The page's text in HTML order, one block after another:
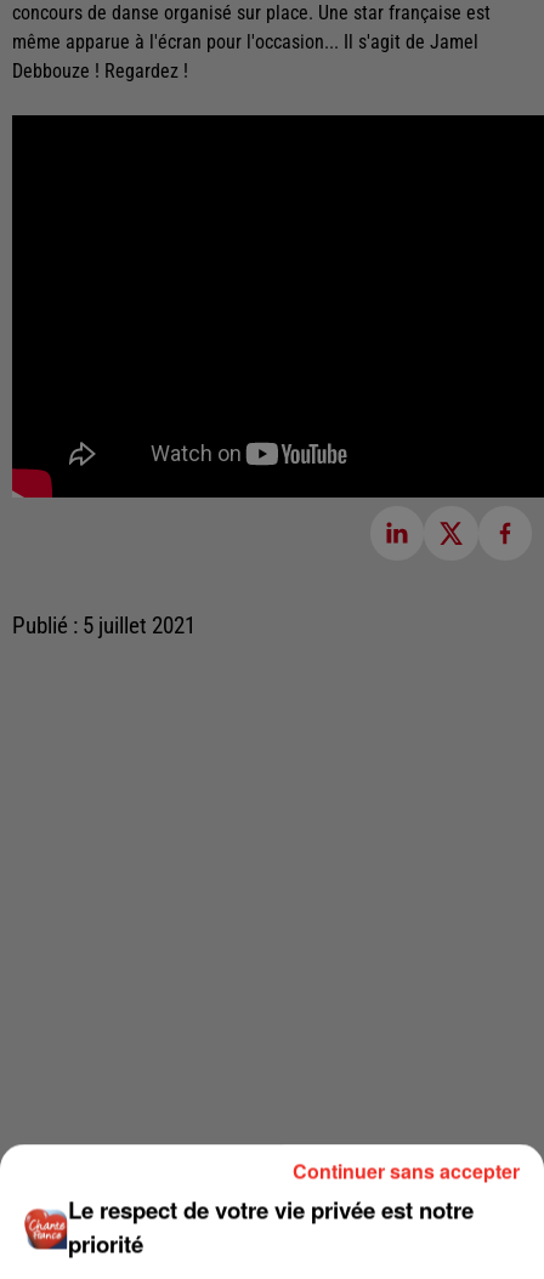
concours de danse organisé sur place. Une star française est
même apparue à l'écran pour l'occasion... Il s'agit de Jamel
Debbouze ! Regardez !
Publié : 5 juillet 2021
Le respect de votre vie privée est notre
priorité
Continuer sans accepter